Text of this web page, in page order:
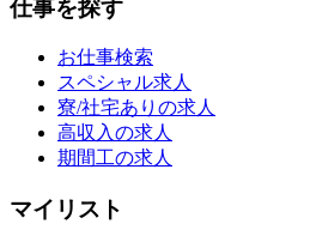
仕事を探す
お仕事検索
スペシャル求人
寮/社宅ありの求人
高収入の求人
期間工の求人
マイリスト